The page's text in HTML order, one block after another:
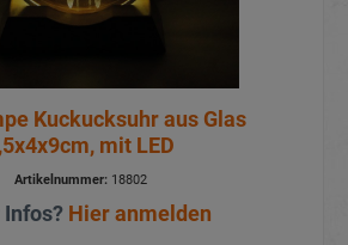
Kuckucksuhr aus Glas
mit LED
Artikelnummer:18802
Hier anmelden